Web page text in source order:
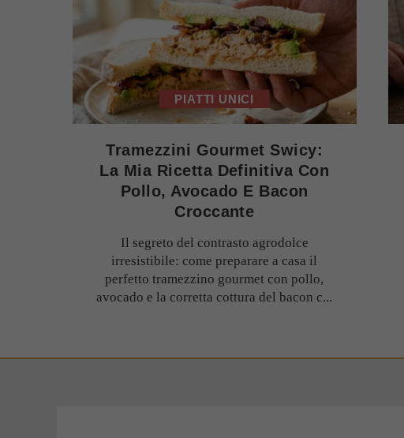
PIATTI UNICI
Tramezzini Gourmet Swicy:
La Mia Ricetta Definitiva Con
Pollo, Avocado E Bacon
Croccante
Il segreto del contrasto agrodolce
irresistibile: come preparare a casa il
perfetto tramezzino gourmet con pollo,
avocado e la corretta cottura del bacon c...